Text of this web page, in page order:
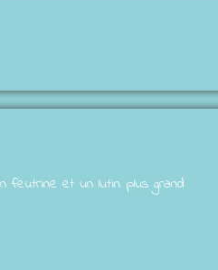
feutrine et un lutin plus grand